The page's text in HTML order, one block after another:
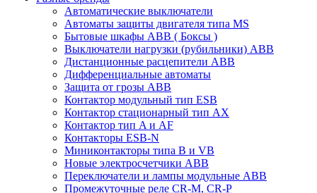
Автоматические выключатели
Автоматы защиты двигателя типа MS
Бытовые шкафы ABB ( Боксы )
Выключатели нагрузки (рубильники) ABB
Дистанционные расцепители ABB
Дифференциальные автоматы
Защита от грозы ABB
Контактор модульный тип ESB
Контактор стационарный тип AX
Контактор тип A и AF
Контакторы ESB-N
Миниконтакторы типа B и VB
Новые электросчетчики ABB
Переключатели и лампы модульные ABB
Промежуточные реле CR-M, CR-P